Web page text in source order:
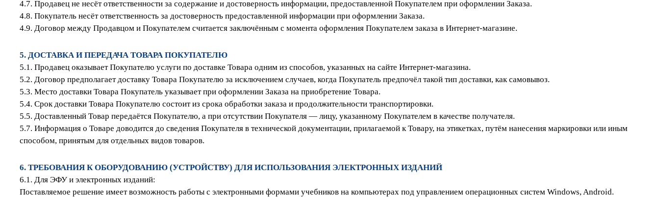
4.7. Продавец не несёт ответственности за содержание и достоверность информации, предоставленной Покупателем при оформлении Заказа.
4.8. Покупатель несёт ответственность за достоверность предоставленной информации при оформлении Заказа.
4.9. Договор между Продавцом и Покупателем считается заключённым с момента оформления Покупателем заказа в Интернет-магазине.
5. ДОСТАВКА И ПЕРЕДАЧА ТОВАРА ПОКУПАТЕЛЮ
5.1. Продавец оказывает Покупателю услуги по доставке Товара одним из способов, указанных на сайте Интернет-магазина.
5.2. Договор предполагает доставку Товара Покупателю за исключением случаев, когда Покупатель предпочёл такой тип доставки, как самовывоз.
5.3. Место доставки Товара Покупатель указывает при оформлении Заказа на приобретение Товара.
5.4. Срок доставки Товара Покупателю состоит из срока обработки заказа и продолжительности транспортировки.
5.5. Доставленный Товар передаётся Покупателю, а при отсутствии Покупателя — лицу, указанному Покупателем в качестве получателя.
5.7. Информация о Товаре доводится до сведения Покупателя в технической документации, прилагаемой к Товару, на этикетках, путём нанесения маркировки или иным
способом, принятым для отдельных видов товаров.
6. ТРЕБОВАНИЯ К ОБОРУДОВАНИЮ (УСТРОЙСТВУ) ДЛЯ ИСПОЛЬЗОВАНИЯ ЭЛЕКТРОННЫХ ИЗДАНИЙ
6.1. Для ЭФУ и электронных изданий:
Поставляемое решение имеет возможность работы с электронными формами учебников на компьютерах под управлением операционных систем Windows, Android.